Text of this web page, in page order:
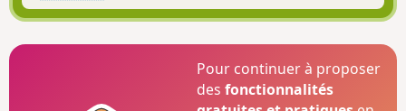
Pour continuer à proposer
desfonctionnalités